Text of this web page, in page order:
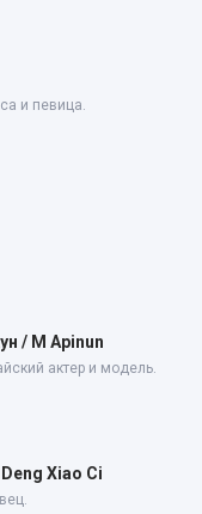
и певица.
/ M Apinun
актер и модель.
Xiao Ci